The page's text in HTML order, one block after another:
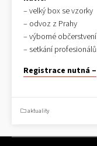
– velký box se vzorky
– odvoz z Prahy
– výborné občerstvení
– setkání profesionálů
Registrace nutná –
aktuality